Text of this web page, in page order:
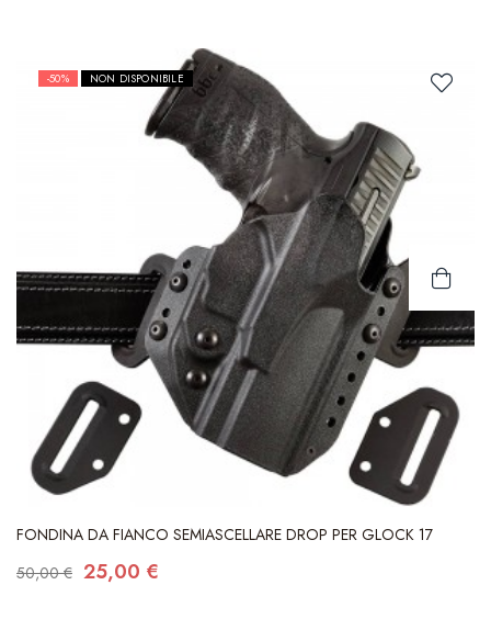
-50% NON DISPONIBILE
FONDINA DA FIANCO SEMIASCELLARE DROP PER GLOCK 17
50,00 € 25,00 €